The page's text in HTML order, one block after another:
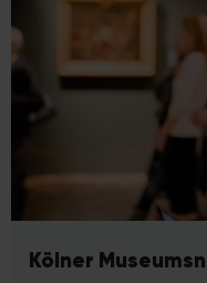
Kölner